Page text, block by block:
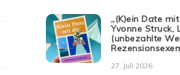
„(K)ein Date
Yvonne Struck,
(unbezahlte
27. Juli 2026